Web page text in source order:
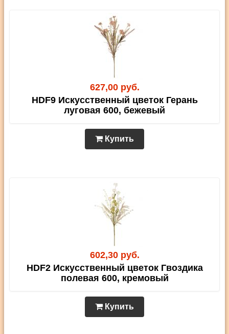
627,00 руб.
HDF9 Искусственный цветок Герань
луговая 600, бежевый
Купить
602,30 руб.
HDF2 Искусственный цветок Гвоздика
полевая 600, кремовый
Купить